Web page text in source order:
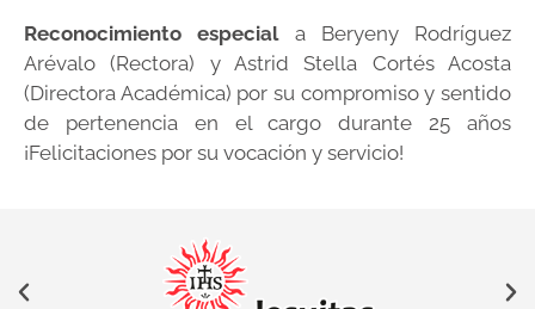
Reconocimiento especiala Beryeny Rodríguez
Arévalo (Rectora) y Astrid Stella Cortés Acosta
(Directora Académica) por su compromiso y sentido
de pertenencia en el cargo durante 25 años
¡Felicitaciones por su vocación y servicio!